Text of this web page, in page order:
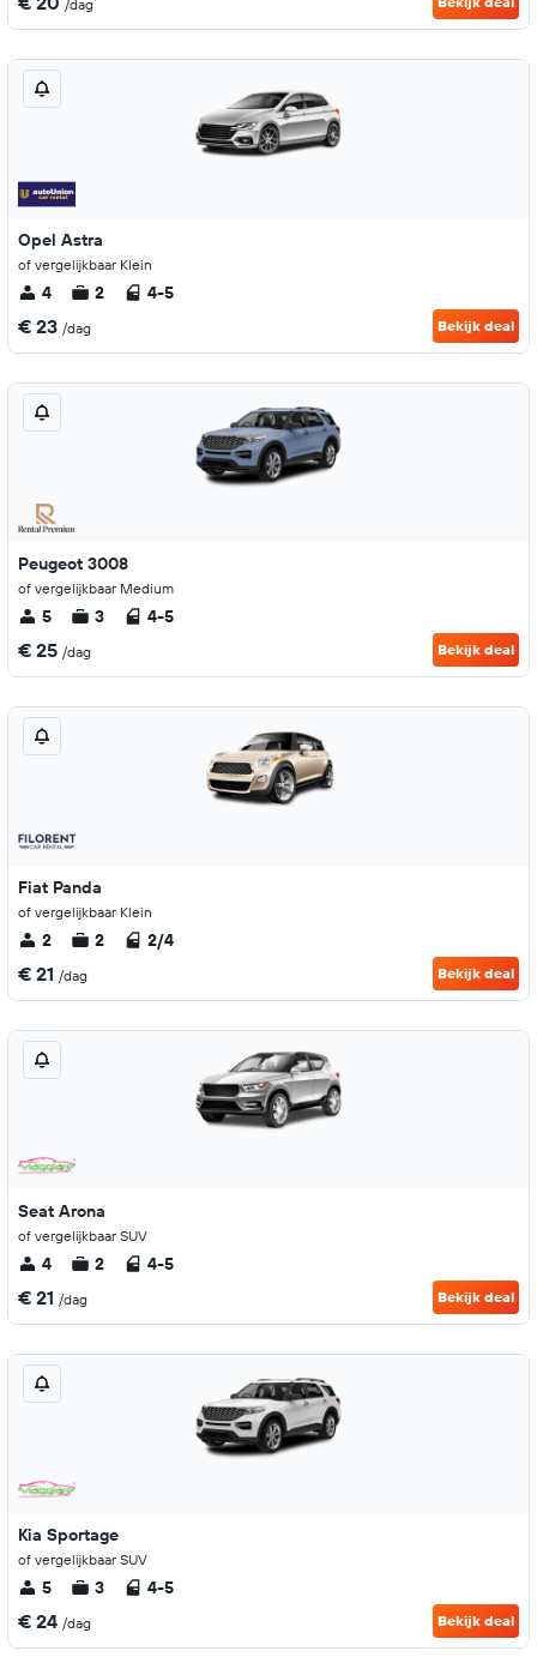
/dag
Opel Astra
of vergelijkbaar Klein
4 2 4-5
€ 23 /dag Bekijk deal
Peugeot 3008
of vergelijkbaar Medium
5 3 4-5
€ 25 /dag Bekijk deal
Fiat Panda
of vergelijkbaar Klein
2 2 2/4
€ 21 /dag Bekijk deal
Seat Arona
of vergelijkbaar SUV
4 2 4-5
€ 21 /dag Bekijk deal
Kia Sportage
of vergelijkbaar SUV
5 3 4-5
€ 24 /dag Bekijk deal